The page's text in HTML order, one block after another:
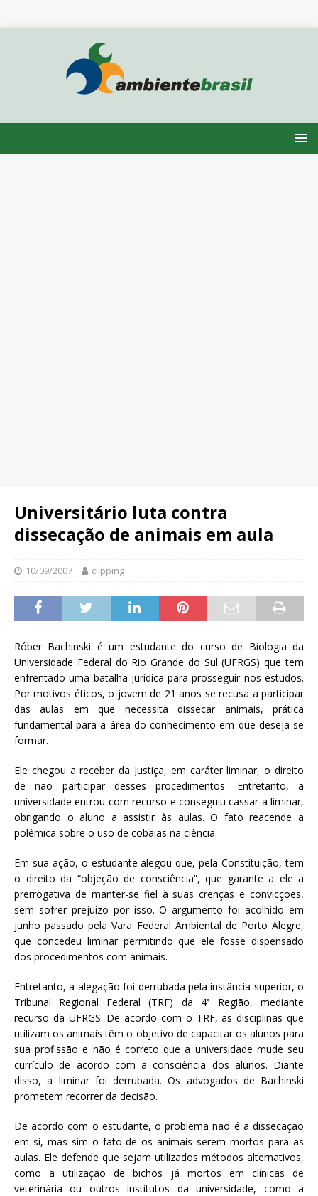
Universitário luta contra
dissecação de animais em aula
10/09/2007 clipping
Róber Bachinski é um estudante do curso de Biologia da
Universidade Federal do Rio Grande do Sul (UFRGS) que tem
enfrentado uma batalha jurídica para prosseguir nos estudos.
Por motivos éticos, o jovem de 21 anos se recusa a participar
das aulas em que necessita dissecar animais, prática
fundamental para a área do conhecimento em que deseja se
formar.
Ele chegou a receber da Justiça, em caráter liminar, o direito
de não participar desses procedimentos. Entretanto, a
universidade entrou com recurso e conseguiu cassar a liminar,
obrigando o aluno a assistir às aulas. O fato reacende a
polêmica sobre o uso de cobaias na ciência.
Em sua ação, o estudante alegou que, pela Constituição, tem
o direito da “objeção de consciência”, que garante a ele a
prerrogativa de manter-se fiel à suas crenças e convicções,
sem sofrer prejuízo por isso. O argumento foi acolhido em
junho passado pela Vara Federal Ambiental de Porto Alegre,
que concedeu liminar permitindo que ele fosse dispensado
dos procedimentos com animais.
Entretanto, a alegação foi derrubada pela instância superior, o
Tribunal Regional Federal (TRF) da 4ª Região, mediante
recurso da UFRGS. De acordo com o TRF, as disciplinas que
utilizam os animais têm o objetivo de capacitar os alunos para
sua profissão e não é correto que a universidade mude seu
currículo de acordo com a consciência dos alunos. Diante
disso, a liminar foi derrubada. Os advogados de Bachinski
prometem recorrer da decisão.
De acordo com o estudante, o problema não é a dissecação
em si, mas sim o fato de os animais serem mortos para as
aulas. Ele defende que sejam utilizados métodos alternativos,
como a utilização de bichos já mortos em clínicas de
veterinária ou outros institutos da universidade, como a